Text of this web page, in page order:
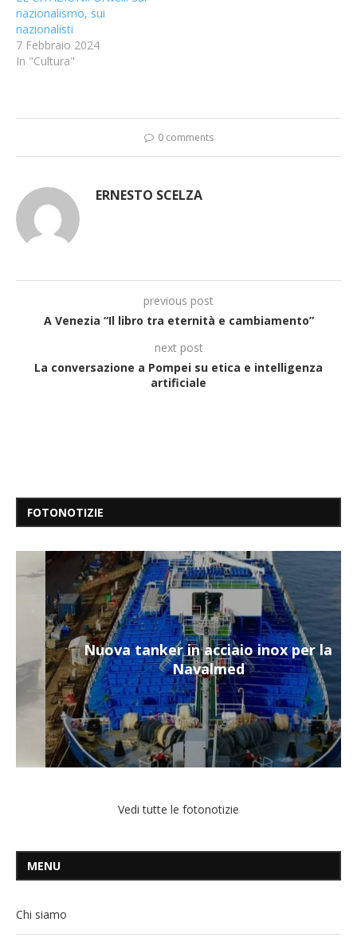
nazionalismo, sui
nazionalisti
7 Febbraio 2024
In "Cultura"
0 comments
ERNESTO SCELZA
previous post
A Venezia “Il libro tra eternità e cambiamento”
next post
La conversazione a Pompei su etica e intelligenza
artificiale
FOTONOTIZIE
Nuova tanker in acciaio inox per la
Navalmed
Vedi tutte le fotonotizie
MENU
Chi siamo